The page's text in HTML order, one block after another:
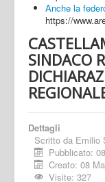
Anche la
https://
SINDACO
Dettagli
Scritto da Emilio
Pubblicato:
Creato: 08
Visite: 327